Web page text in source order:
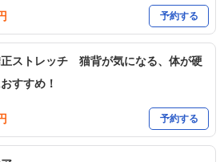
予約する
ストレッチ 猫背が気になる、体が硬
すすめ！
予約する